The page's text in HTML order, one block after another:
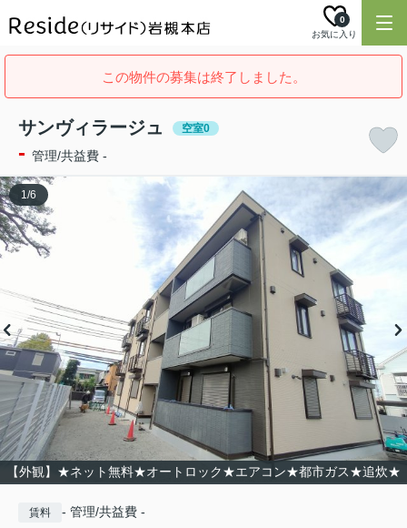
お気に入り
0
この物件の募集は終了しました。
サンヴィラージュ 空室0
- 管理/共益費 -
【外観】★ネット無料★オートロック★エアコン★都市ガス★追炊★
1/6
賃料 - 管理/共益費 -